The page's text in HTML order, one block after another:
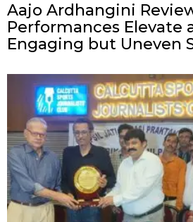
Aajo Ardhangini
Performances Elevate
Engaging but Uneven